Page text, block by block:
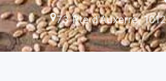
73 Rte d'Auxerre,